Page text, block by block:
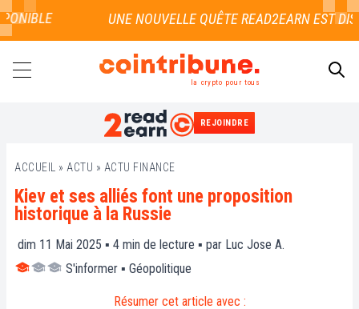
la crypto pour tous
REJOINDRE
ACCUEIL » ACTU » ACTU FINANCE
Kiev et ses alliés font une proposition
historique à la Russie
dim 11 Mai 2025 ▪ 4 min de lecture ▪ par Luc Jose A.
S'informer ▪ Géopolitique
Résumer cet article avec :